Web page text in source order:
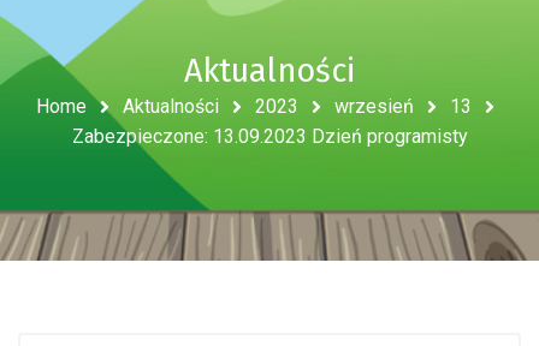
Aktualności
Home Aktualności 2023 wrzesień
13
Zabezpieczone: 13.09.2023 Dzień programisty